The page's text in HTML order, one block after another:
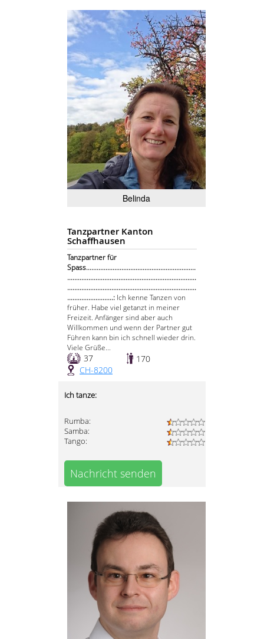
Belinda
Tanzpartner Kanton
Schaffhausen
Tanzpartner für
Spass..............................................................
.........................................................................
.........................................................................
..........................: Ich kenne Tanzen von
früher. Habe viel getanzt in meiner
Freizeit. Anfänger sind aber auch
Willkommen und wenn der Partner gut
Führen kann bin ich schnell wieder drin.
Viele Grüße...
37
170
CH-8200
Ich tanze:
Rumba:
Samba:
Tango:
Nachricht senden